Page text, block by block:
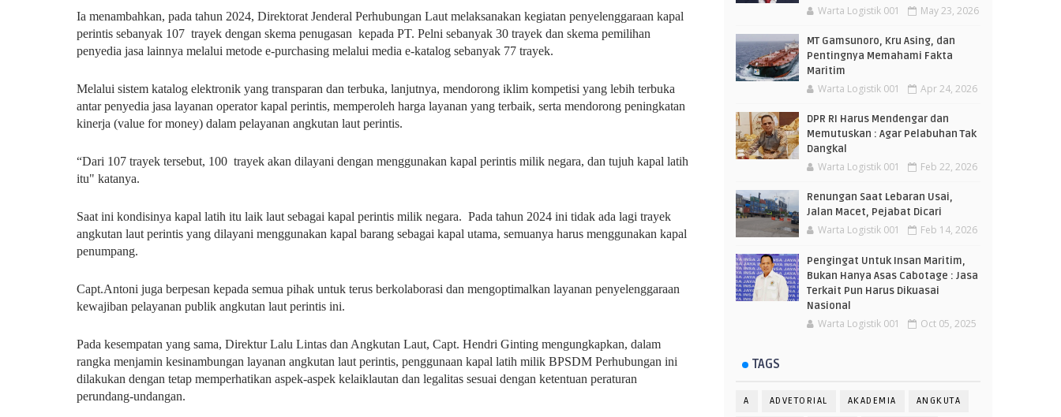
Ia menambahkan, pada tahun 2024, Direktorat Jenderal Perhubungan Laut melaksanakan kegiatan penyelenggaraan kapal
perintis sebanyak 107 trayek dengan skema penugasan kepada PT. Pelni sebanyak 30 trayek dan skema pemilihan
penyedia jasa lainnya melalui metode e-purchasing melalui media e-katalog sebanyak 77 trayek.
Melalui sistem katalog elektronik yang transparan dan terbuka, lanjutnya, mendorong iklim kompetisi yang lebih terbuka
antar penyedia jasa layanan operator kapal perintis, memperoleh harga layanan yang terbaik, serta mendorong peningkatan
kinerja (value for money) dalam pelayanan angkutan laut perintis.
“Dari 107 trayek tersebut, 100 trayek akan dilayani dengan menggunakan kapal perintis milik negara, dan tujuh kapal latih
itu" katanya.
Saat ini kondisinya kapal latih itu laik laut sebagai kapal perintis milik negara. Pada tahun 2024 ini tidak ada lagi trayek
angkutan laut perintis yang dilayani menggunakan kapal barang sebagai kapal utama, semuanya harus menggunakan kapal
penumpang.
Capt.Antoni juga berpesan kepada semua pihak untuk terus berkolaborasi dan mengoptimalkan layanan penyelenggaraan
kewajiban pelayanan publik angkutan laut perintis ini.
Pada kesempatan yang sama, Direktur Lalu Lintas dan Angkutan Laut, Capt. Hendri Ginting mengungkapkan, dalam
rangka menjamin kesinambungan layanan angkutan laut perintis, penggunaan kapal latih milik BPSDM Perhubungan ini
dilakukan dengan tetap memperhatikan aspek-aspek kelaiklautan dan legalitas sesuai dengan ketentuan peraturan
perundang-undangan.
Warta Logistik 001 May 23, 2026
MT Gamsunoro, Kru Asing, dan
Pentingnya Memahami Fakta
Maritim
Warta Logistik 001 Apr 24, 2026
DPR RI Harus Mendengar dan
Memutuskan : Agar Pelabuhan Tak
Dangkal
Warta Logistik 001 Feb 22, 2026
Renungan Saat Lebaran Usai,
Jalan Macet, Pejabat Dicari
Warta Logistik 001 Feb 14, 2026
Pengingat Untuk Insan Maritim,
Bukan Hanya Asas Cabotage : Jasa
Terkait Pun Harus Dikuasai
Nasional
Warta Logistik 001 Oct 05, 2025
TAGS
A ADVETORIAL AKADEMIA ANGKUTA